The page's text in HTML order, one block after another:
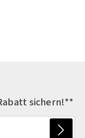
sichern!**